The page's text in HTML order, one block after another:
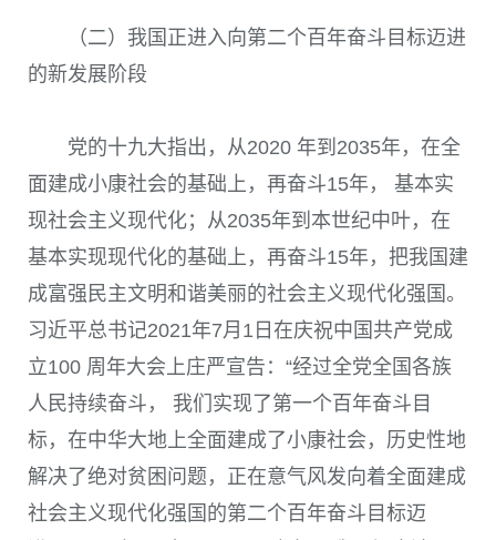
（二）我国正进入向第二个百年奋斗目标迈进
的新发展阶段
党的十九大指出，从2020 年到 2035年，在全
面建成小康社会的基础上，再奋斗15年， 基本实
现社会主义现代化；从2035年到本世纪中叶，在
基本实现现代化的基础上，再奋斗15年，把我国建
成富强民主文明和谐美丽的社会主义现代化强国。
习近平总书记2021年7月 1 日在庆祝中国共产党成
立100 周年大会上庄严宣告：“经过全党全国各族
人民持续奋斗， 我们实现了第一个百年奋斗目
标，在中华大地上全面建成了小康社会，历史性地
解决了绝对贫困问题，正在意气风发向着全面建成
社会主义现代化强国的第二个百年奋斗目标迈